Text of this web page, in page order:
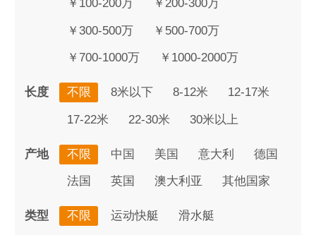
￥100-200万 ￥200-300万
￥300-500万 ￥500-700万
￥700-1000万 ￥1000-2000万
长度 不限 8米以下 8-12米 12-17米
17-22米 22-30米 30米以上
产地 不限 中国 美国 意大利 德国
法国 英国 澳大利亚 其他国家
类型 不限 运动快艇 滑水艇